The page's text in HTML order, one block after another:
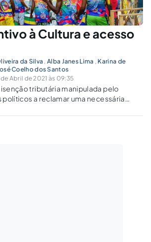
à Cultura e acesso
da Silva ,Alba Janes Lima , Karina de
Coelho dos Santos
Abril de 2021 às 09:35
tributária manipulada pelo
a reclamar uma necessária
lazer acessível às camadas de